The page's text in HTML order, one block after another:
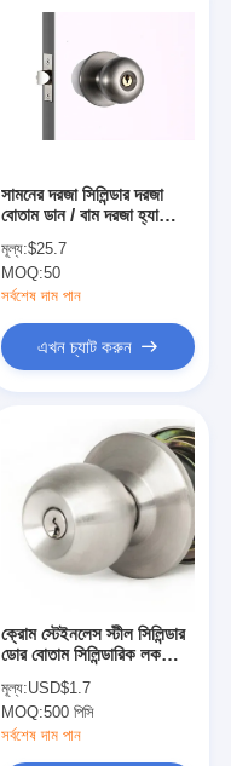
সামনের দরজা সিলিন্ডার দরজা
বোতাম ডান / বাম দরজা হ্যান্ডিং
মূল্য:$25.7
MOQ:50
সর্বশেষ দাম পান
এখন চ্যাট করুন
ক্রোম স্টেইনলেস স্টীল সিলিন্ডার
ডোর বোতাম সিলিন্ডারিক লক
মূল্য:USD$1.7
MOQ:500 পিসি
সর্বশেষ দাম পান